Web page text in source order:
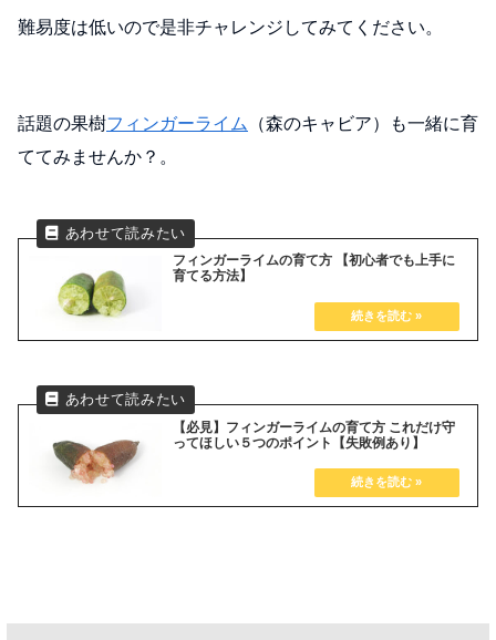
難易度は低いので是非チャレンジしてみてください。
話題の果樹フィンガーライム
（森のキャビア）も一緒に育
ててみませんか？。
フィンガーライムの育て方 【初心者でも上手に
育てる方法】
【必見】フィンガーライムの育て方 これだけ守
ってほしい５つのポイント【失敗例あり】